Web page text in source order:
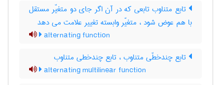
تابع متناوب تابعی که در آن اگر جای دو متغیّر مستقل
با هم عوض شود ، متغیّر وابسته تغییر علامت می دهد
alternating function
تابع چندخطّی متناوب ، تابع چندخطی متناوب
alternating multilinear function